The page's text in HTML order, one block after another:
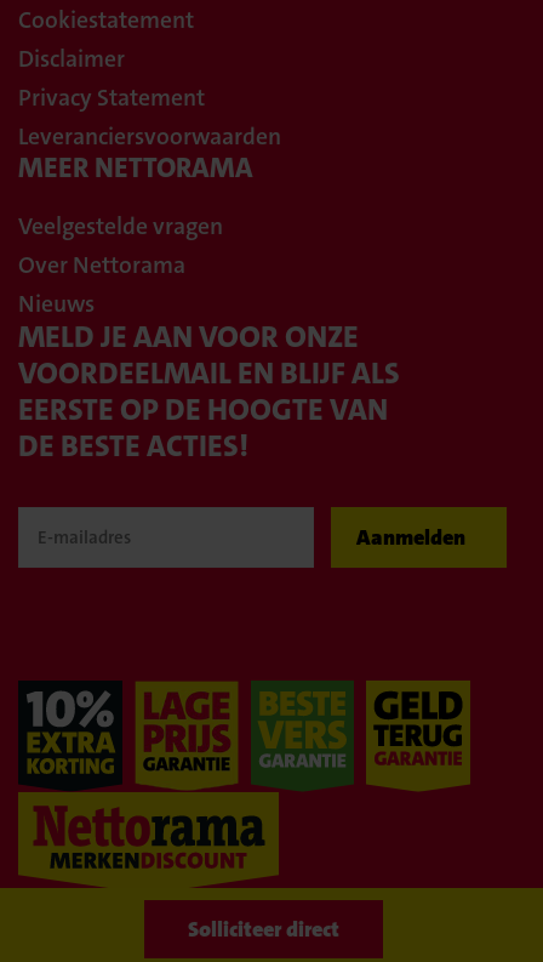
Naar overzicht
Solliciteer directSolliciteer direct
Cookiestatement
Disclaimer
Privacy Statement
Leveranciersvoorwaarden
MEER NETTORAMA
Veelgestelde vragen
Over Nettorama
Nieuws
MELD JE AAN VOOR ONZE
VOORDEELMAIL EN BLIJF ALS
EERSTE OP DE HOOGTE VAN
DE BESTE ACTIES!
Aanmelden
WIJ BLIJVENGOEDKOOP!